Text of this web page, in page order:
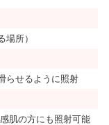
所）
らせるように照射
肌の方にも照射可能